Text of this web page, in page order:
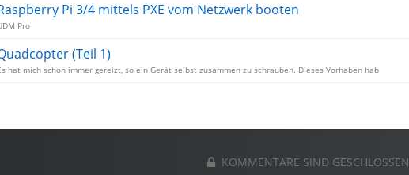
Pi 3/4 mittels PXE vom Netzwerk booten
Pro
(Teil 1)
hat mich schon immer gereizt, so ein Gerät selbst zusammen zu schrauben. Dieses Vorhaben hab
KOMMENTARE SIND GESCHLOSSEN